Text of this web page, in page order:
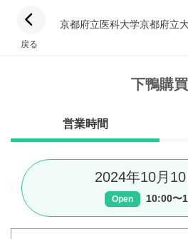
戻る
京都府立医科大学京都府立
下鴨購買
営業時間
2024年10月
Open 10:00〜